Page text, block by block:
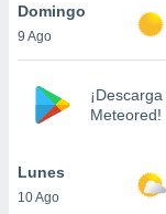
cookies
aceptar
Domingo
9 Ago
¡Descarga
Meteored!
Lunes
10 Ago